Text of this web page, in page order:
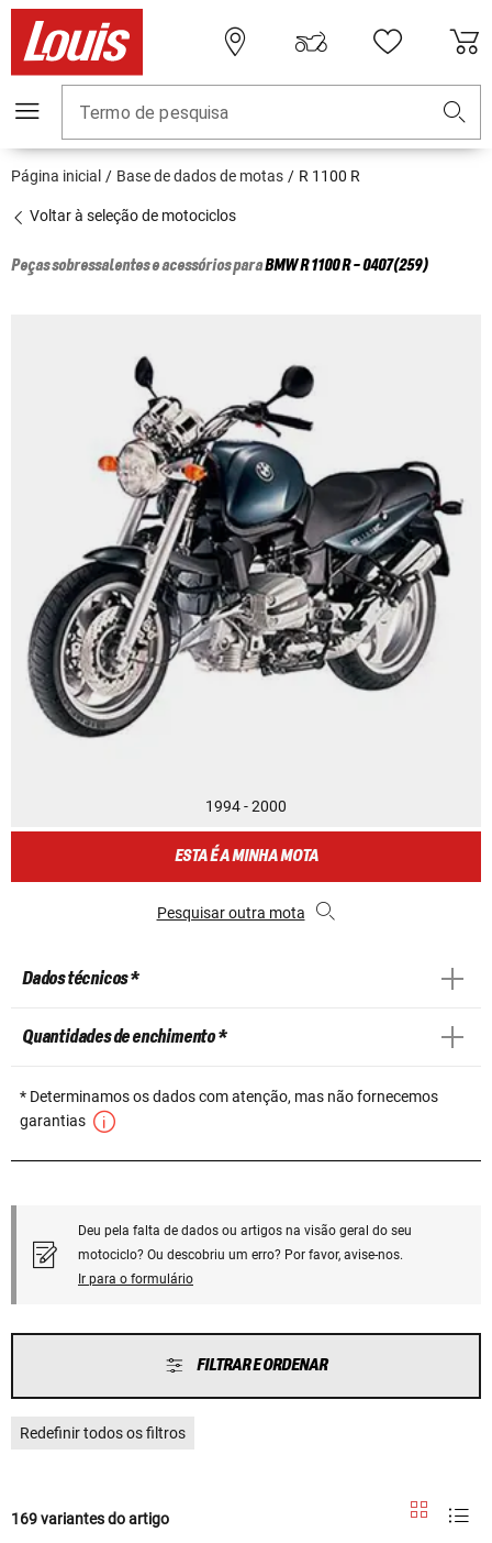
Termo de pesquisa
Página inicial Base de dados de motas R 1100 R
Voltar à seleção de motociclos
Peças sobressalentes e acessórios paraBMWR 1100 R - 0407(259)
1994 - 2000
ESTA É A MINHA MOTA
Pesquisar outra mota
Dados técnicos *
Quantidades de enchimento *
* Determinamos os dados com atenção, mas não fornecemos
garantias
Deu pela falta de dados ou artigos na visão geral do seu
motociclo? Ou descobriu um erro? Por favor, avise-nos.
Ir para o formulário
FILTRAR E ORDENAR
Redefinir todos os filtros
169 variantes do artigo